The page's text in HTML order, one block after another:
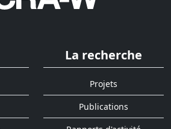
La recherche
Projets
Publications